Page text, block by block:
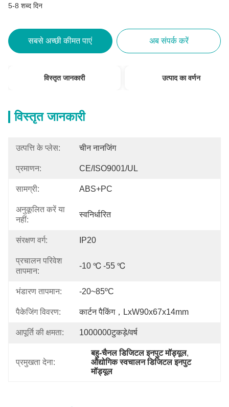
5-8 शब्द दिन
सबसे अच्छी कीमत पाएं अब संपर्क करें
विस्तृत जानकारी उत्पाद का वर्णन
विस्तृत जानकारी
उत्पत्ति के प्लेस: चीन नानजिंग
प्रमाणन: CE/ISO9001/UL
सामग्री: ABS+PC
अनुकूलित करें या
नहीं:
स्वनिर्धारित
संरक्षण वर्ग: IP20
प्रचालन परिवेश
तापमान:
-10 ℃ -55 ℃
भंडारण तापमान: -20~85ºC
पैकेजिंग विवरण: कार्टन पैकिंग，LxW90x67x14mm
आपूर्ति की क्षमता: 1000000टुकड़े/वर्ष
प्रमुखता देना:
बहु-चैनल डिजिटल इनपुट मॉड्यूल,
औद्योगिक स्वचालन डिजिटल इनपुट
मॉड्यूल